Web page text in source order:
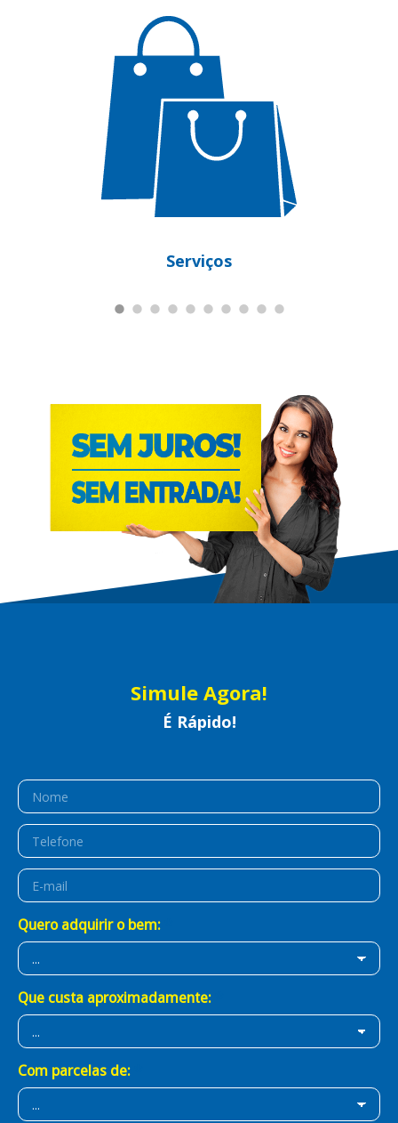
Serviços
Simule Agora!
É Rápido!
Quero adquirir o bem:
Que custa aproximadamente:
Com parcelas de: